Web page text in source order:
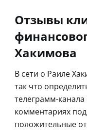
Отзывы
Хакимова
В сети о Раиле
так что
телеграмм-
комментариях
положительные